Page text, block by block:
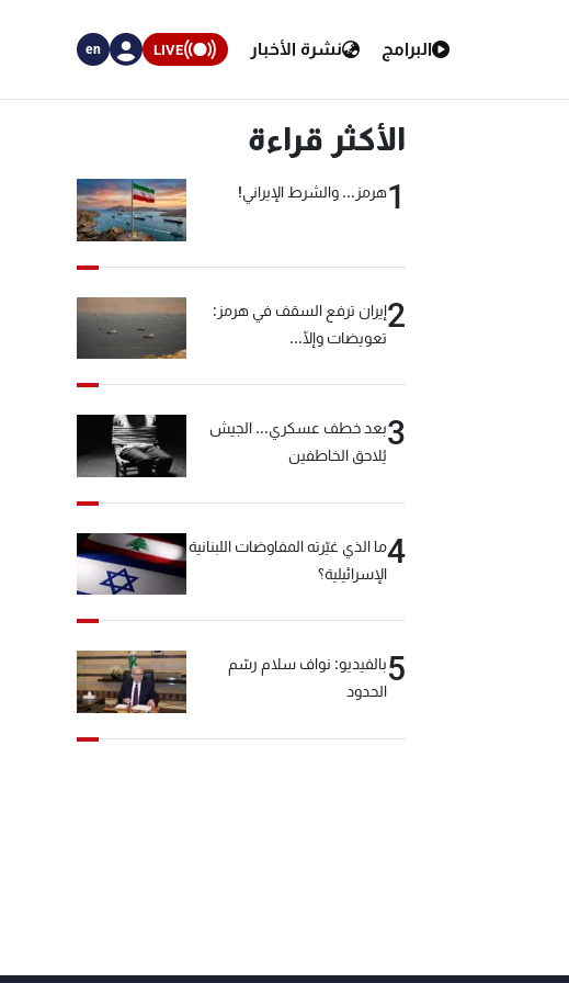
البرامج نشرة الأخبار LIVE
en
الأكثر قراءة
1هرمز... والشرط الإيراني!
2إيران ترفع السقف في هرمز:
تعويضات وإلّا...
3بعد خطف عسكري... الجيش
يُلاحق الخاطفين
4ما الذي غيّرته المفاوضات اللبنانية
الإسرائيلية؟
5بالفيديو: نواف سلام رسّم
الحدود